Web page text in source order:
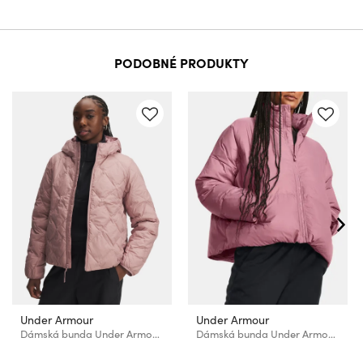
PODOBNÉ PRODUKTY
Under Armour
Dámská bunda Under Armour Legend Down Jacket-PNK
Under Armour
Dámská bunda Under Armour UA CGI DOWN PUFFER JKT